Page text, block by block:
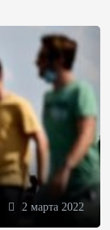
2 марта 2022